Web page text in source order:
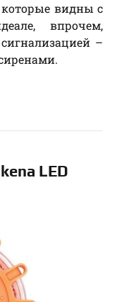
которые видны с
впрочем,
–
LED